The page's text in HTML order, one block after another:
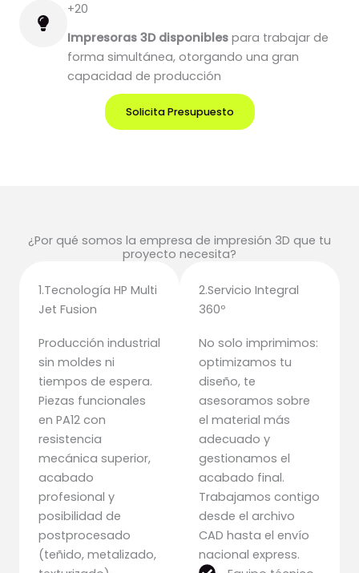
+20
Impresoras 3D disponibles para trabajar de
forma simultánea, otorgando una gran
capacidad de producción
Solicita Presupuesto
¿Por qué somos la empresa de impresión 3D que tu
proyecto necesita?
1.Tecnología HP Multi
Jet Fusion
Producción industrial
sin moldes ni
tiempos de espera.
Piezas funcionales
en PA12 con
resistencia
mecánica superior,
acabado
profesional y
posibilidad de
postprocesado
(teñido, metalizado,
2.Servicio Integral
360º
No solo imprimimos:
optimizamos tu
diseño, te
asesoramos sobre
el material más
adecuado y
gestionamos el
acabado final.
Trabajamos contigo
desde el archivo
CAD hasta el envío
nacional express.